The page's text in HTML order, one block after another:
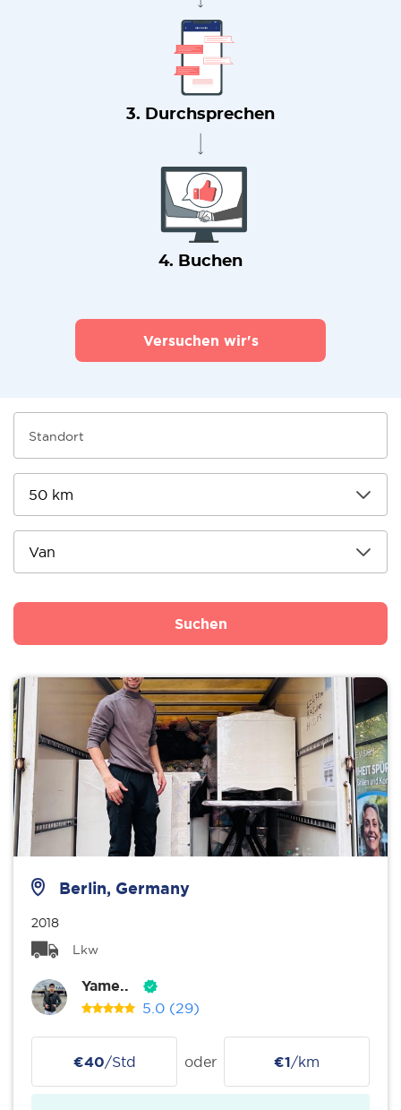
3. Durchsprechen
4. Buchen
Versuchen wir's
Suchen
Berlin, Germany
2018
Lkw
Yame..
5.0 (29)
€40/Std oder €1/km